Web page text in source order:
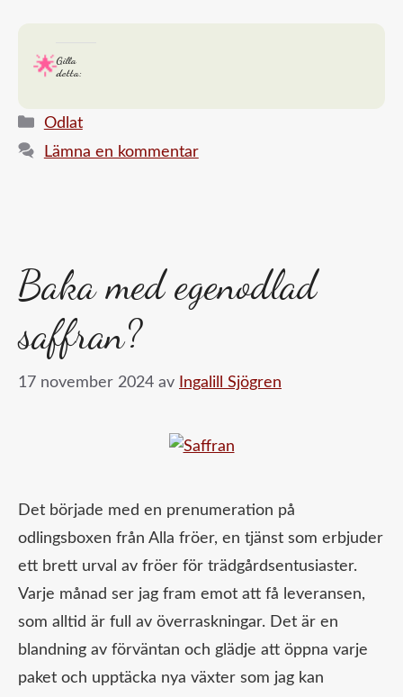
Gilla
detta:
Kategorier
Odlat
Lämna en kommentar
Baka med egenodlad
saffran?
17 november 2024 av Ingalill Sjögren
Det började med en prenumeration på
odlingsboxen från Alla fröer, en tjänst som erbjuder
ett brett urval av fröer för trädgårdsentusiaster.
Varje månad ser jag fram emot att få leveransen,
som alltid är full av överraskningar. Det är en
blandning av förväntan och glädje att öppna varje
paket och upptäcka nya växter som jag kan